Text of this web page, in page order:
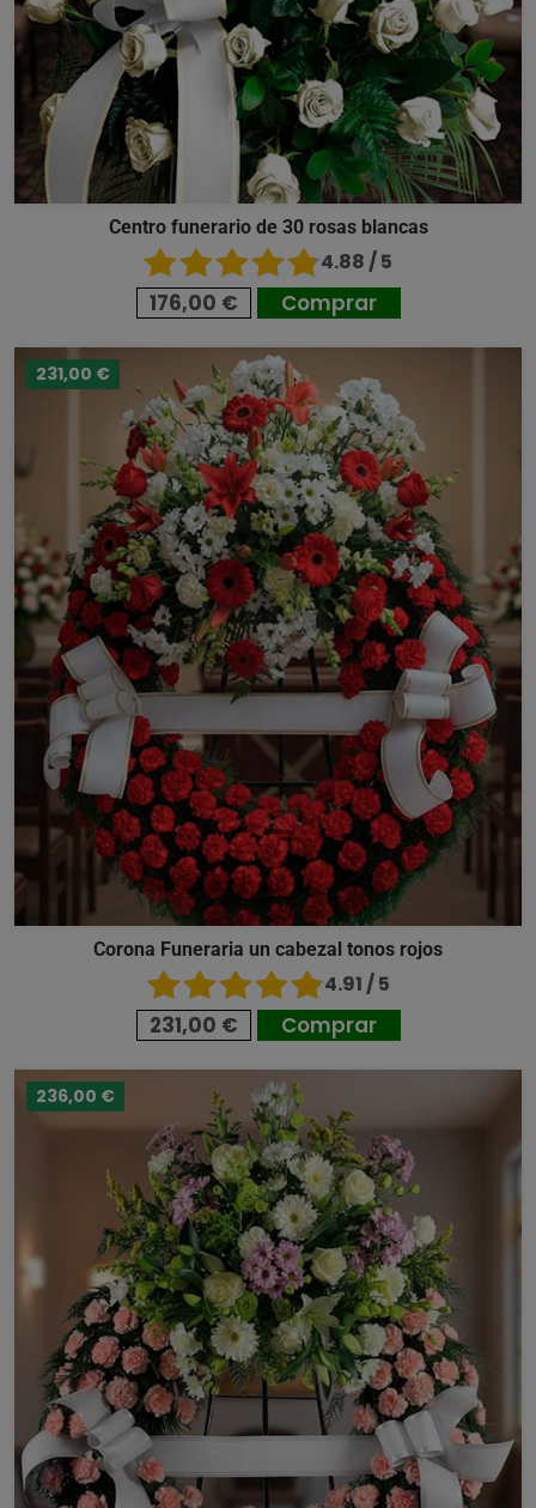
Centro funerario de 30 rosas blancas
4.88 / 5
176,00 € Comprar
231,00 €
Corona Funeraria un cabezal tonos rojos
4.91 / 5
231,00 € Comprar
236,00 €